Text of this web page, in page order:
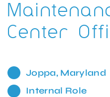
Center
Joppa, Maryland
Internal Role